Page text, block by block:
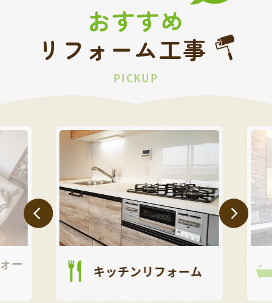
おすすめ
リフォーム工事
PICKUP
ー キッチンリフォーム